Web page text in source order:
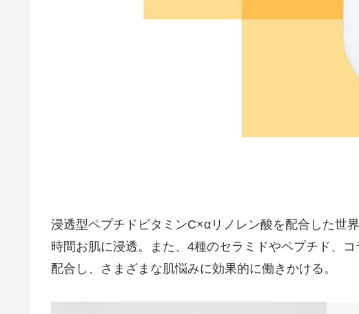
浸透型ペプチドビタミンC×αリノレン酸を配合した世
時間お肌に浸透。また、4種のセラミドやペプチド、
配合し、さまざまな肌悩みに効果的に働きかける。